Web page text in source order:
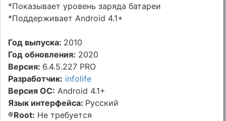
*Показывает уровень заряда батареи
*Поддерживает Android 4.1+
Год выпуска: 2010
Год обновления: 2020
Версия: 6.4.5.227 PRO
Разработчик: infolife
Версия ОС: Android 4.1+
Язык интерфейса: Русский
®Root: Не требуется